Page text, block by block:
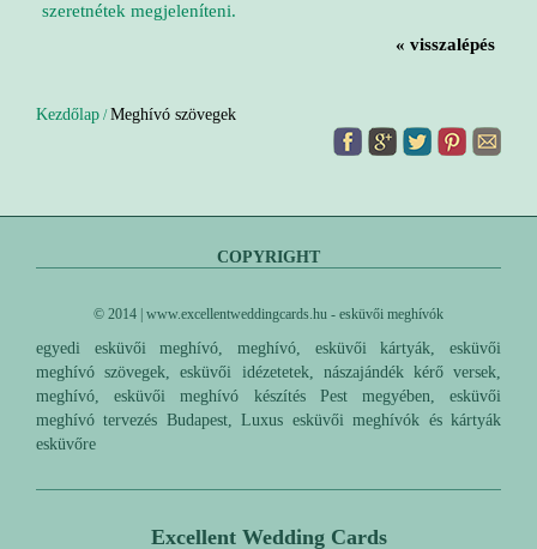
szeretnétek megjeleníteni.
« visszalépés
Kezdőlap /Meghívó szövegek
COPYRIGHT
© 2014 | www.excellentweddingcards.hu - esküvői meghívók
egyedi esküvői meghívó, meghívó, esküvői kártyák, esküvői
meghívó szövegek, esküvői idézetetek, nászajándék kérő versek,
meghívó, esküvői meghívó készítés Pest megyében, esküvői
meghívó tervezés Budapest, Luxus esküvői meghívók és kártyák
esküvőre
Excellent Wedding Cards